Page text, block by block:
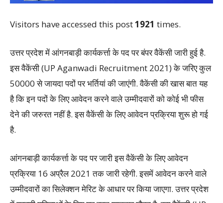
Visitors have accessed this post1921 times.
उत्तर प्रदेश में आंगनबाड़ी कार्यकर्त्ता के पद पर बंपर वैकेंसी जारी हुई है.
इस वैकेंसी (UP Aganwadi Recruitment 2021) के जरिए कुल
50000 से जायदा पदों पर भर्तियां की जाएंगी. वैकेंसी की खास बात यह
है कि इन पदों के लिए आवेदन करने वाले उम्मीदवारों को कोई भी फीस
देने की जरुरत नहीं है. इस वैकेंसी के लिए आवेदन प्रक्रिया शुरू हो गई
है.
आंगनबाड़ी कार्यकर्त्ता के पद पर जारी इस वैकेंसी के लिए आवेदन
प्रक्रिया 16 अप्रैल 2021 तक जारी रहेगी. इसमें आवेदन करने वाले
उम्मीदवारों का सिलेक्शन मेरिट के आधार पर किया जाएगा. उत्तर प्रदेश